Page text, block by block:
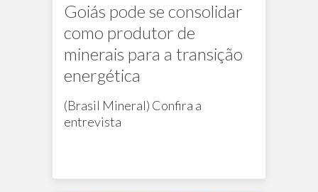
Goiás pode se consolidar
como produtor de
minerais para a transição
energética
(Brasil Mineral) Confira a
entrevista